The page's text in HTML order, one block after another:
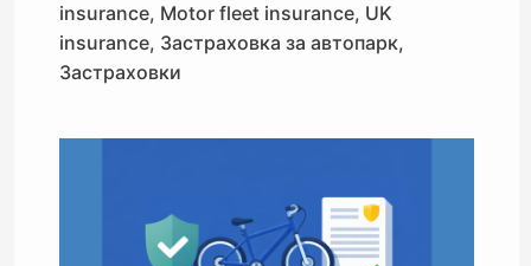
insurance, Motor fleet insurance, UK
insurance, Застраховка за автопарк,
Застраховки